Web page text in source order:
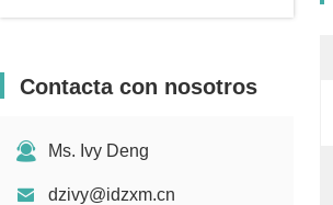
Contacta con nosotros
Ms. Ivy Deng
dzivy@idzxm.cn